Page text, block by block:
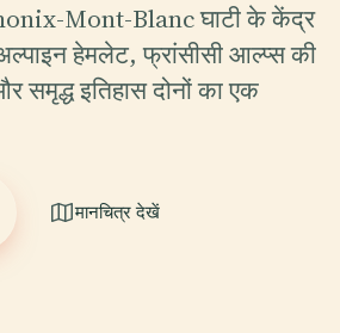
Mont-Blanc घाटी के केंद्र
हेमलेट, फ्रांसीसी आल्प्स की
समृद्ध इतिहास दोनों का एक
मानचित्र देखें